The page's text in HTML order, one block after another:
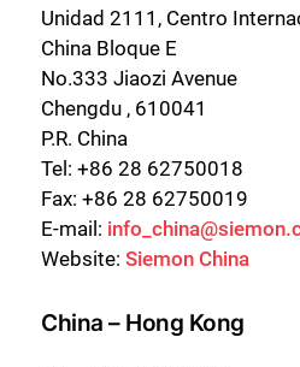
Unidad 2111, Centro
China Bloque E
No.333 Jiaozi Avenue
Chengdu , 610041
P.R. China
Tel: +86 28 62750018
Fax: +86 28 62750019
E-mail:
Website: Siemon China
China – Hong Kong